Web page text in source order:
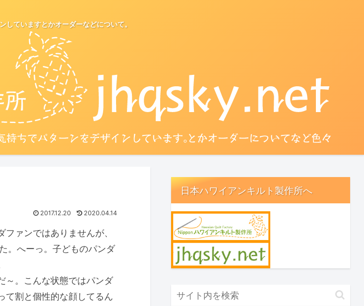
していますとかオーダーなどについて。
2017.12.20 2020.04.14
ァンではありませんが、
。へーっ。子どものパンダ
～。こんな状態ではパンダ
て割と個性的な顔してるん
日本ハワイアンキルト製作所へ